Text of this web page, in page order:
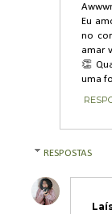
Eu
no
amar
👏
uma
RESPOSTAS